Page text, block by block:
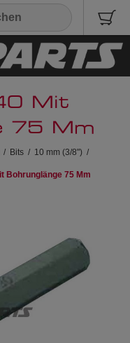
Mit
75 Mm
/ Bits / 10 mm (3/8") /
Bohrunglänge 75 Mm